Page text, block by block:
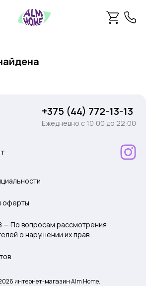
+375 (44) 772-13-13
Ежедневно c 10:00 до 22:00
оферты
— По вопросам рассмотрения
о нарушении их прав
интернет-магазин Alm Home.